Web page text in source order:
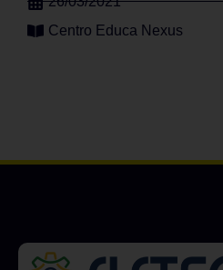
Centro Educa Nexus